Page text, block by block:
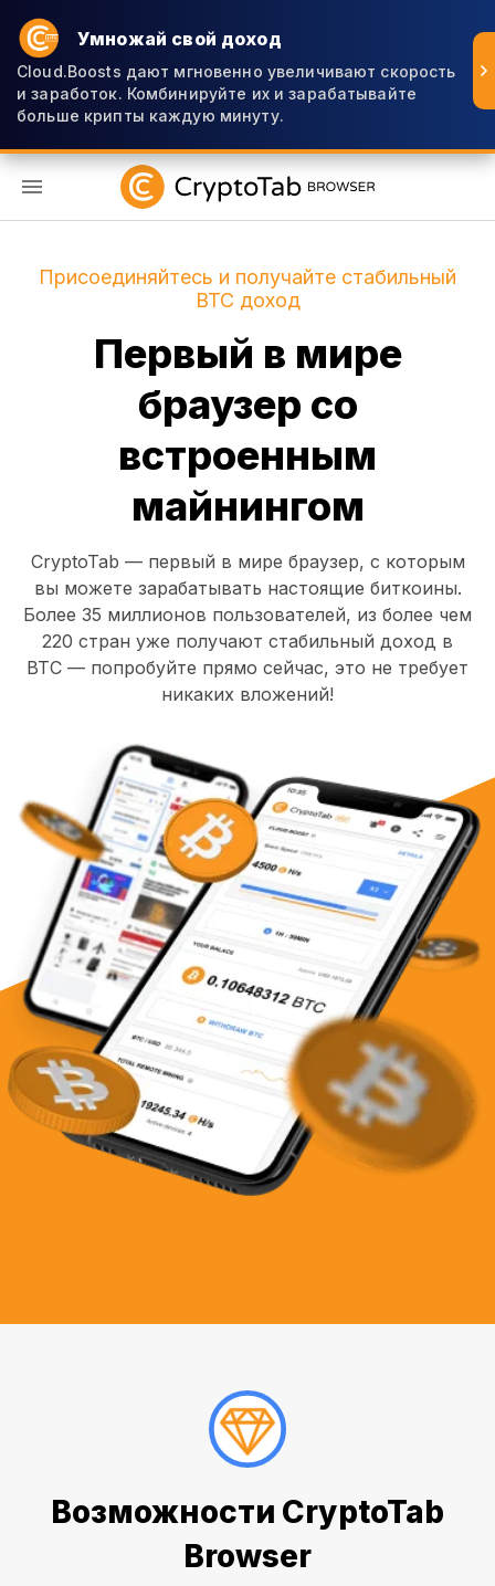
Умножай свой доход
Cloud.Boosts дают мгновенно увеличивают скорость
и заработок. Комбинируйте их и зарабатывайте
больше крипты каждую минуту.
Присоединяйтесь и получайте стабильный
BTC доход
Первый в мире
браузер со
встроенным
майнингом
CryptoTab — первый в мире браузер, с которым
вы можете зарабатывать настоящие биткоины.
Более 35 миллионов пользователей, из более чем
220 стран уже получают стабильный доход в
BTC — попробуйте прямо сейчас, это не требует
никаких вложений!
Возможности CryptoTab
Browser